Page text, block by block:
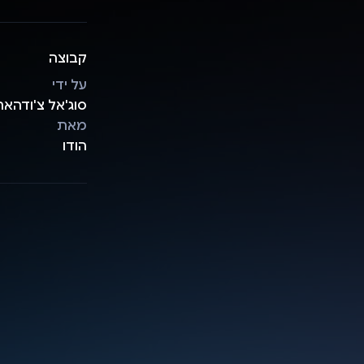
קבוצה
על ידי
סוג'אל
מאת
הודו